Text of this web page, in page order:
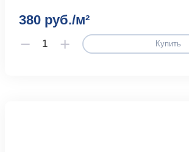
380 руб./м²
Купить